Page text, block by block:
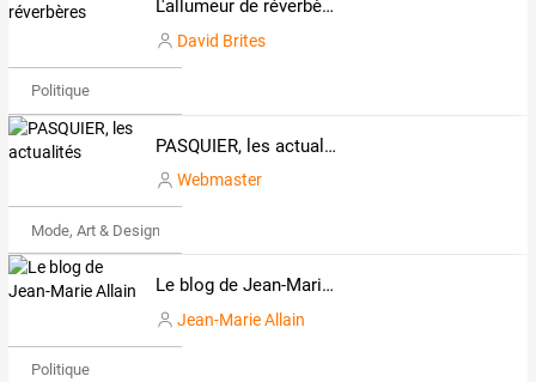
L'allumeur de réverbères
David Brites
Politique
PASQUIER, les actualités
Webmaster
Mode, Art & Design
Le blog de Jean-Marie Allain
Jean-Marie Allain
Politique